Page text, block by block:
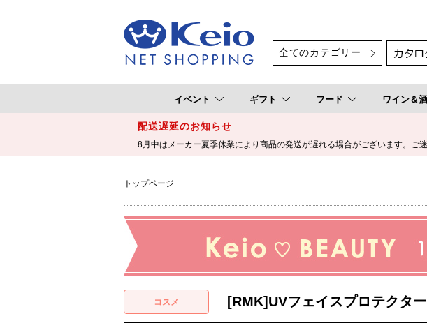
イベント ギフト フード ワイン＆酒
配送遅延のお知らせ
8月中はメーカー夏季休業により商品の発送が遅れる場合がございます。ご
トップページ
[RMK]UVフェイスプロテクタ